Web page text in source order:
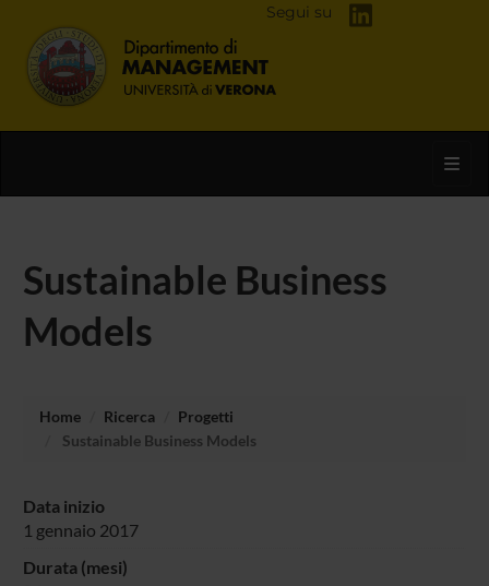
Segui su
Sustainable Business
Models
Home Ricerca
Progetti
Sustainable Business Models
Data inizio
1 gennaio 2017
Durata (mesi)